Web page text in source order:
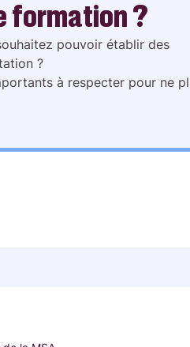
formation ?
pouvoir établir des
?
à respecter pour ne